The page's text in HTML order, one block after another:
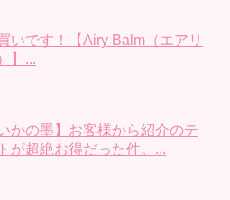
いです！【Airy Balm（エアリ
】...
かの墨】お客様から紹介のテ
が超絶お得だった件。...